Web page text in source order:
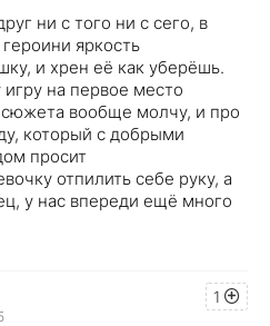
ни с того ни с сего, в
яркость
и хрен её как уберёшь.
на первое место
вообще молчу, и про
который с добрыми
просит
отпилить себе руку, а
у нас впереди ещё много
1